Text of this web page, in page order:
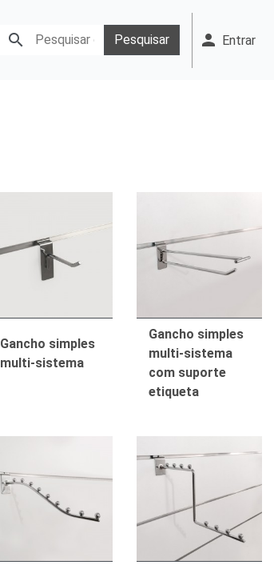
 Pesquisar person Entrar
Gancho simples
multi-sistema
Gancho simples
multi-sistema
com suporte
etiqueta